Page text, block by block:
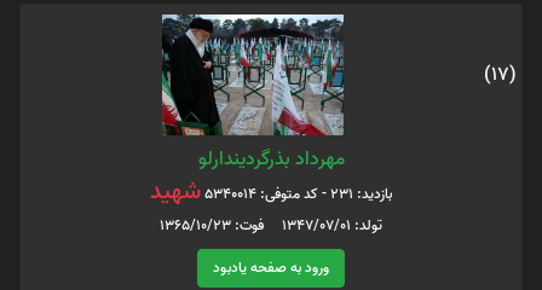
(17)
مهرداد بذرگردیندارلو
بازدید: 231 - کد متوفی: 5340014 شهید
تولد: 1347/07/01 فوت: 1365/10/23
ورود به صفحه یادبود